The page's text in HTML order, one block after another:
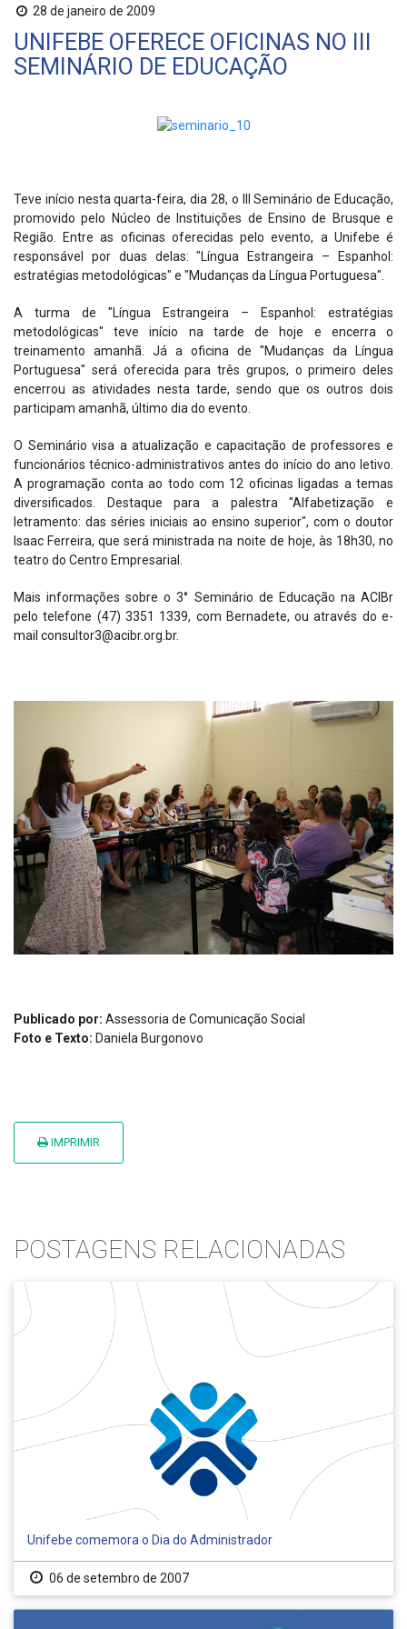
28 de janeiro de 2009
UNIFEBE OFERECE OFICINAS NO III
SEMINÁRIO DE EDUCAÇÃO
Teve início nesta quarta-feira, dia 28, o III Seminário de Educação,
promovido pelo Núcleo de Instituições de Ensino de Brusque e
Região. Entre as oficinas oferecidas pelo evento, a Unifebe é
responsável por duas delas: "Língua Estrangeira – Espanhol:
estratégias metodológicas" e "Mudanças da Língua Portuguesa".
A turma de "Língua Estrangeira – Espanhol: estratégias
metodológicas" teve início na tarde de hoje e encerra o
treinamento amanhã. Já a oficina de "Mudanças da Língua
Portuguesa" será oferecida para três grupos, o primeiro deles
encerrou as atividades nesta tarde, sendo que os outros dois
participam amanhã, último dia do evento.
O Seminário visa a atualização e capacitação de professores e
funcionários técnico-administrativos antes do início do ano letivo.
A programação conta ao todo com 12 oficinas ligadas a temas
diversificados. Destaque para a palestra "Alfabetização e
letramento: das séries iniciais ao ensino superior", com o doutor
Isaac Ferreira, que será ministrada na noite de hoje, às 18h30, no
teatro do Centro Empresarial.
Mais informações sobre o 3° Seminário de Educação na ACIBr
pelo telefone (47) 3351 1339, com Bernadete, ou através do e-
mail consultor3@acibr.org.br.
Publicado por: Assessoria de Comunicação Social
Foto e Texto: Daniela Burgonovo
IMPRIMIR
POSTAGENS RELACIONADAS
Unifebe comemora o Dia do Administrador
06 de setembro de 2007